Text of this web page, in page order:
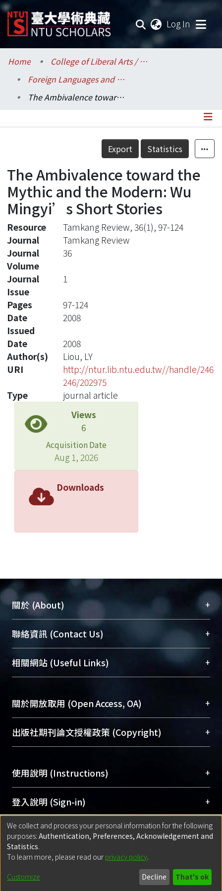
Log In
Communities & Collections
Research Outputs
Statistics
Home
College of Liberal Arts / 文學院
Foreign Languages and Literatures / 外國語文學系
The Ambivalence toward the Mythic and the Modern: Wu Mingyi’s Short Stories
Details
Export Statistics
The Ambivalence toward the
Mythic and the Modern: Wu
Mingyi’s Short Stories
Resource
Tamkang Review, 36(1), 97-124
Journal
Tamkang Review
Journal
Volume
36
Journal
Issue
1
Pages
97-124
Date
Issued
2008
Date
2008
Author(s)
Liou, LY
URI
http://ntur.lib.ntu.edu.tw//handle/246
246/202975
Type
journal article
Views
6
Acquisition Date
Aug 1, 2026
Downloads
關於 (About) +
臺大位居世界頂尖大學之列，為永久珍藏及向國際
展現本校豐碩的研究成果及學術能量，圖書館整合
機構典藏（NTUR）與學術庫（AH）不同功能平
台，成為臺大學術典藏NTU scholars。期能整合研
成果。
To permanently archive and promote researcher
profiles and scholarly works, Library integrates the
services of “NTU Repository” with “Academic
聯絡資訊 (Contact Us) +
總館學科館員(Main Library)
醫學圖書館學科館員(Medical Library)
Sciences Library)
相關網站 (Useful Links) +
關於開放取用 (Open Access, OA) +
開放取用是從使用者角度提升資訊取用性的社會運
動，應用在學術研究上是透過將研究著作公開供使
用逐年攀升。同時可加速研究發展、提升研究影響
Archive）平台。 （點選深入了解OA）
出版社期刊論文授權政策 (Copyright) +
含部分內容的版權非匯入者所有，或由第三方贊
助與合作完成，請確認該版權所有者及第三方同
意提供此授權。
Please represent that the submission is your
original work, and that you have the right to
grant the rights to upload.
若欲上傳已出版的全文電子檔，可使用
policy finder
網站查詢，以確認出版單位之版權
政策。
使用說明 (Instructions) +
網站簡介(Quickstart Guide)
使用手冊(Instruction Manual)
線上預約服務(Booking Service)
登入說明 (Sign-in) +
方案一：臺灣大學計算機中心帳號登入
(With C&INC Email Account)
方案二：ORCID帳號登入(With ORCID)
匯入著作 (Submission) +
方案一：定期更新ORCID者，以ID匯入
for identifier (ORCID))
方案二：
(Default mode Submission)
Built withDSpace-CRIS software
- Extension maintained and optimized
We collect and process your personal information for the following
purposes: Authentication, Preferences, Acknowledgement and
Statistics.
To learn more, please read our privacy policy.
Customize Decline That's ok